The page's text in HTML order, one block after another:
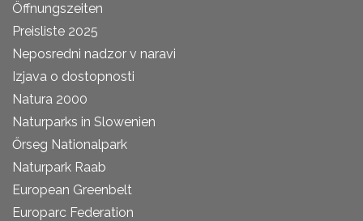
Öffnungszeiten
Preisliste 2025
Neposredni nadzor v naravi
Izjava o dostopnosti
Natura 2000
Naturparks in Slowenien
Őrseg Nationalpark
Naturpark Raab
European Greenbelt
Europarc Federation